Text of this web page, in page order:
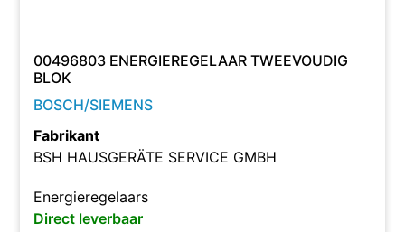
00496803 ENERGIEREGELAAR TWEEVOUDIG
BLOK
BOSCH/SIEMENS
Fabrikant
BSH HAUSGERÄTE SERVICE GMBH
Energieregelaars
Direct leverbaar